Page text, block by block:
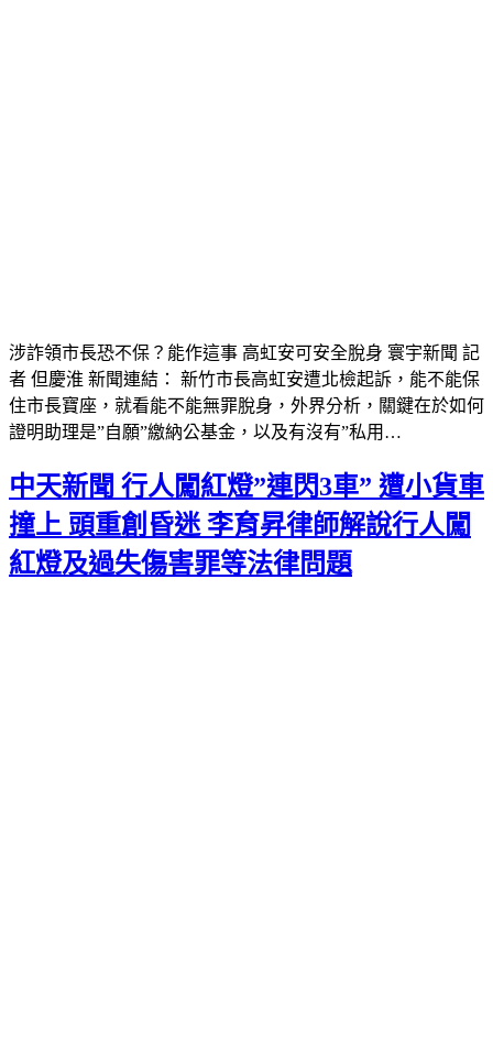
涉詐領市長恐不保？能作這事 高虹安可安全脫身 寰宇新聞 記
者 但慶淮 新聞連結： 新竹市長高虹安遭北檢起訴，能不能保
住市長寶座，就看能不能無罪脫身，外界分析，關鍵在於如何
證明助理是”自願”繳納公基金，以及有沒有”私用…
中天新聞 行人闖紅燈”連閃3車” 遭小貨車
撞上 頭重創昏迷 李育昇律師解說行人闖
紅燈及過失傷害罪等法律問題